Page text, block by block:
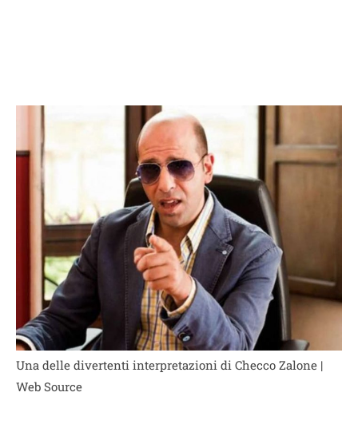
Una delle divertenti interpretazioni di Checco Zalone |
Web Source